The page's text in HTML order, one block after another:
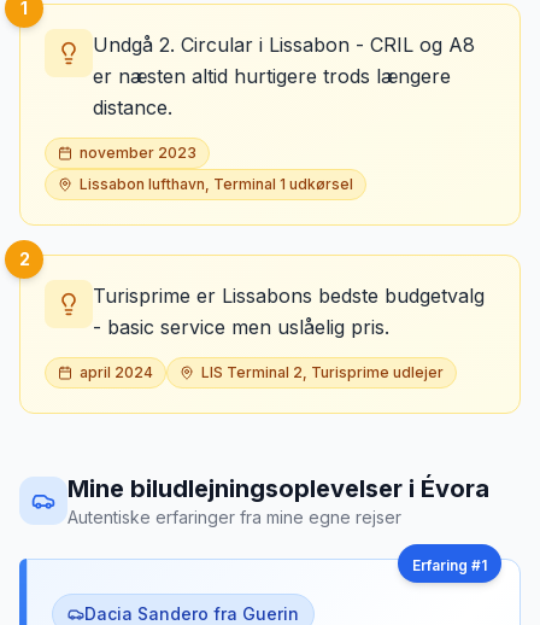
1
Undgå 2. Circular i Lissabon - CRIL og A8
er næsten altid hurtigere trods længere
distance.
november 2023
Lissabon lufthavn, Terminal 1 udkørsel
2
Turisprime er Lissabons bedste budgetvalg
- basic service men uslåelig pris.
april 2024 LIS Terminal 2, Turisprime udlejer
Mine biludlejningsoplevelser i Évora
Autentiske erfaringer fra mine egne rejser
Erfaring #1
Dacia Sandero fra Guerin